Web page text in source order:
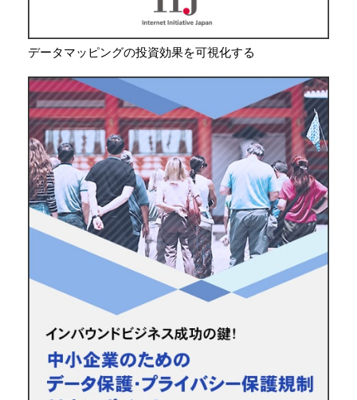
データマッピングの投資効果を可視化する